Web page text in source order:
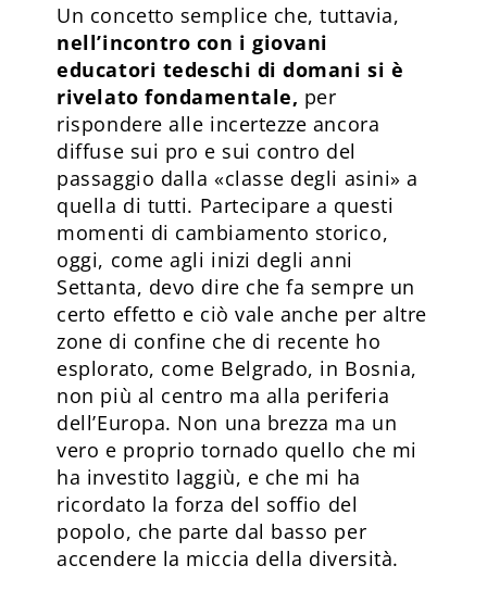
Un concetto semplice che, tuttavia,
nell’incontro con i giovani
educatori tedeschi di domani si è
rivelato fondamentale, per
rispondere alle incertezze ancora
diffuse sui pro e sui contro del
passaggio dalla «classe degli asini» a
quella di tutti. Partecipare a questi
momenti di cambiamento storico,
oggi, come agli inizi degli anni
Settanta, devo dire che fa sempre un
certo effetto e ciò vale anche per altre
zone di confine che di recente ho
esplorato, come Belgrado, in Bosnia,
non più al centro ma alla periferia
dell’Europa. Non una brezza ma un
vero e proprio tornado quello che mi
ha investito laggiù, e che mi ha
ricordato la forza del soffio del
popolo, che parte dal basso per
accendere la miccia della diversità.